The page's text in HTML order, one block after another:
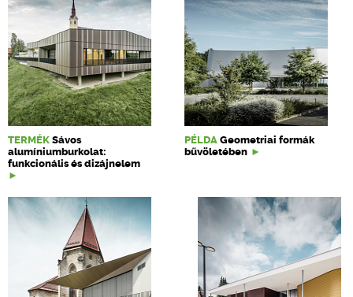
TERMÉK Sávos
alumíniumburkolat:
funkcionális és dizájnelem
PÉLDA Geometriai formák
bűvöletében